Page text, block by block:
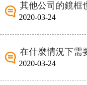
其他公司的鏡框
2020-03-24
在什麼情況下需
2020-03-24